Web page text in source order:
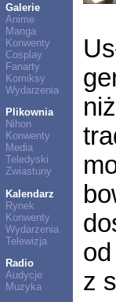
Galerie
Anime
Manga
Konwenty
Cosplay
Fanarty
Komiksy
Wydarzenia
Plikownia
Nihon
Konwenty
Media
Teledyski
Zwiastuny
Kalendarz
Rynek
Konwenty
Wydarzenia
Telewizja
Radio
Audycje
Muzyka
z